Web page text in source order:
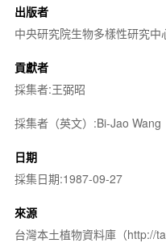
出版者
中央研究院生物多樣性研究中
貢獻者
採集者:王弼昭
採集者（英文）:Bi-Jao Wang
日期
採集日期:1987-09-27
來源
台灣本土植物資料庫（http://